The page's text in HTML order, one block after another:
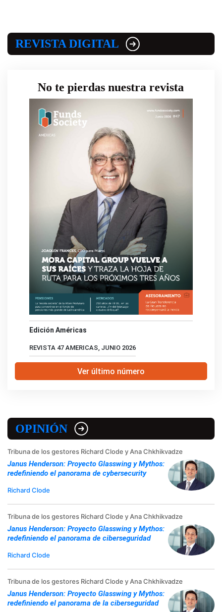
REVISTA DIGITAL
No te pierdas nuestra revista
Edición Américas
REVISTA 47 AMERICAS, JUNIO 2026
Ver último número
OPINIÓN
Tribuna de los gestores Richard Clode y Ana Chkhikvadze
Janus Henderson: Proyecto Glasswing y Mythos:
redefiniendo el panorama de cybersecurity
Richard Clode
Tribuna de los gestores Richard Clode y Ana Chkhikvadze
Janus Henderson: Proyecto Glasswing y Mythos:
redefiniendo el panorama de ciberseguridad
Richard Clode
Tribuna de los gestores Richard Clode y Ana Chkhikvadze
Janus Henderson: Proyecto Glasswing y Mythos:
redefiniendo el panorama de la ciberseguridad